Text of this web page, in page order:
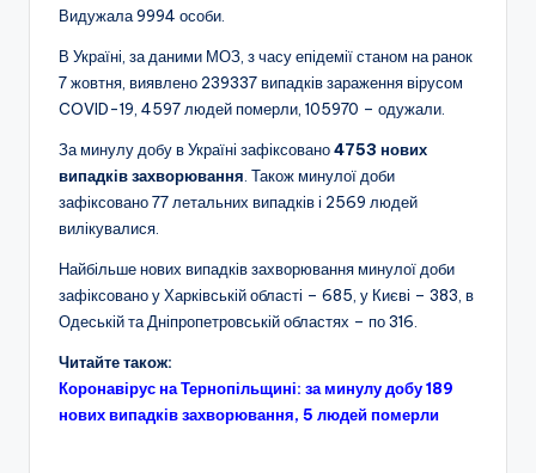
Видужала 9994 особи.
В Україні, за даними МОЗ, з часу епідемії станом на ранок
7 жовтня, виявлено 239337 випадків зараження вірусом
COVID-19, 4597 людей померли, 105970 – одужали.
За минулу добу в Україні зафіксовано4753 нових
випадків захворювання . Також минулої доби
зафіксовано 77 летальних випадків і 2569 людей
вилікувалися.
Найбільше нових випадків захворювання минулої доби
зафіксовано у Харківській області – 685, у Києві – 383, в
Одеській та Дніпропетровській областях – по 316.
Читайте також:
Коронавірус на Тернопільщині: за минулу добу 189
нових випадків захворювання, 5 людей померли